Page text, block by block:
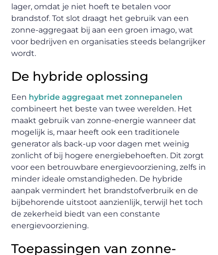
lager, omdat je niet hoeft te betalen voor
brandstof. Tot slot draagt het gebruik van een
zonne-aggregaat bij aan een groen imago, wat
voor bedrijven en organisaties steeds belangrijker
wordt.
De hybride oplossing
Een hybride aggregaat met zonnepanelen
combineert het beste van twee werelden. Het
maakt gebruik van zonne-energie wanneer dat
mogelijk is, maar heeft ook een traditionele
generator als back-up voor dagen met weinig
zonlicht of bij hogere energiebehoeften. Dit zorgt
voor een betrouwbare energievoorziening, zelfs in
minder ideale omstandigheden. De hybride
aanpak vermindert het brandstofverbruik en de
bijbehorende uitstoot aanzienlijk, terwijl het toch
de zekerheid biedt van een constante
energievoorziening.
Toepassingen van zonne-